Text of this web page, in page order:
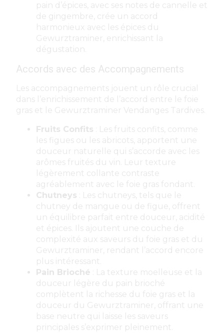
pain d’épices, avec ses notes de cannelle et
de gingembre, crée un accord
harmonieux avec les épices du
Gewurztraminer, enrichissant la
dégustation.
Accords avec des Accompagnements
Les accompagnements jouent un rôle crucial
dans l’enrichissement de l’accord entre le foie
gras et le Gewurztraminer Vendanges Tardives.
Fruits Confits : Les fruits confits, comme
les figues ou les abricots, apportent une
douceur naturelle qui s’accorde avec les
arômes fruités du vin. Leur texture
légèrement collante contraste
agréablement avec le foie gras fondant.
Chutneys : Les chutneys, tels que le
chutney de mangue ou de figue, offrent
un équilibre parfait entre douceur, acidité
et épices. Ils ajoutent une couche de
complexité aux saveurs du foie gras et du
Gewurztraminer, rendant l’accord encore
plus intéressant.
Pain Brioché : La texture moelleuse et la
douceur légère du pain brioché
complètent la richesse du foie gras et la
douceur du Gewurztraminer, offrant une
base neutre qui laisse les saveurs
principales s’exprimer pleinement.